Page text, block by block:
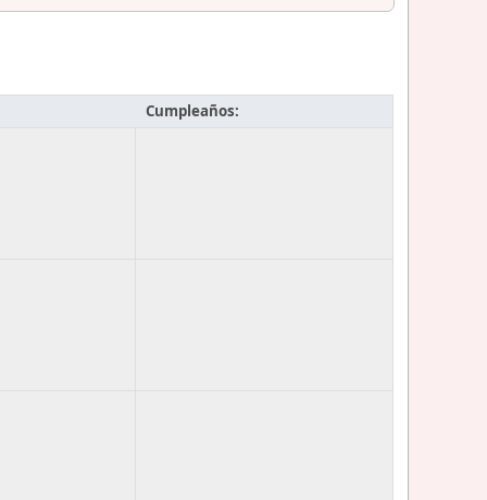
Cumpleaños: